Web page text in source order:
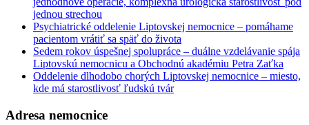
jednou strechou
Psychiatrické oddelenie Liptovskej nemocnice – pomáhame
pacientom vrátiť sa späť do života
Sedem rokov úspešnej spolupráce – duálne vzdelávanie spája
Liptovskú nemocnicu a Obchodnú akadémiu Petra Zaťka
Oddelenie dlhodobo chorých Liptovskej nemocnice – miesto,
kde má starostlivosť ľudskú tvár
Adresa nemocnice